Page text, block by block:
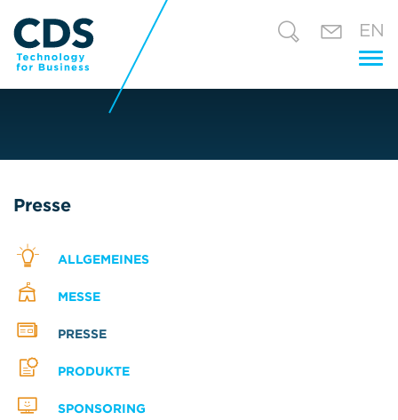
EN
Presse
ALLGEMEINES
MESSE
PRESSE
PRODUKTE
SPONSORING